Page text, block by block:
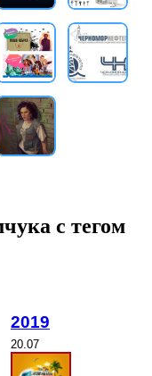
с тегом
2019
20.07